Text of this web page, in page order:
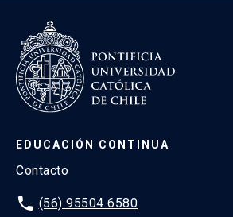
EDUCACIÓN CONTINUA
Contacto
phone (56) 95504 6580